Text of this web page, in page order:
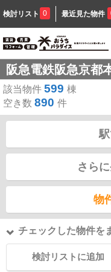
検討リスト 0 最近見た物件
阪急電鉄阪急京都
該当物件 599 棟
空き数 890 件
さら
物
チェックした物件を
検討リストに追加